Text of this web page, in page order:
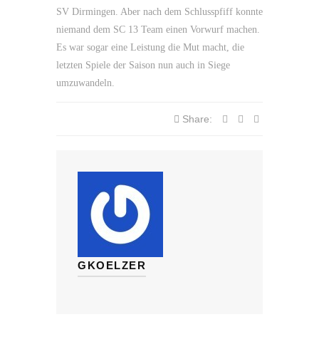
SV Dirmingen. Aber nach dem Schlusspfiff konnte
niemand dem SC 13 Team einen Vorwurf machen.
Es war sogar eine Leistung die Mut macht, die
letzten Spiele der Saison nun auch in Siege
umzuwandeln.
Share:
GKOELZER